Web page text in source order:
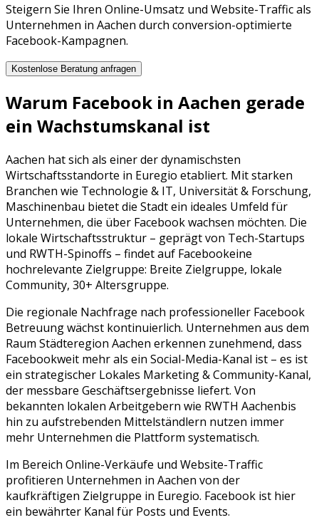
Steigern Sie Ihren Online-Umsatz und Website-Traffic als
Unternehmen in Aachen durch conversion-optimierte
Facebook-Kampagnen.
Kostenlose Beratung anfragen
Warum Facebook in Aachen gerade
ein Wachstumskanal ist
Aachen hat sich als einer der dynamischsten
Wirtschaftsstandorte in Euregio etabliert. Mit starken
Branchen wie Technologie & IT, Universität & Forschung,
Maschinenbau bietet die Stadt ein ideales Umfeld für
Unternehmen, die über Facebookwachsen möchten. Die
lokale Wirtschaftsstruktur – geprägt von Tech-Startups
und RWTH-Spinoffs – findet auf Facebookeine
hochrelevante Zielgruppe: Breite Zielgruppe, lokale
Community, 30+ Altersgruppe.
Die regionale Nachfrage nach professioneller Facebook
Betreuungwächst kontinuierlich. Unternehmen aus dem
Raum Städteregion Aachen erkennen zunehmend, dass
Facebookweit mehr als ein Social-Media-Kanal ist – es ist
ein strategischer Lokales Marketing & Community-Kanal,
der messbare Geschäftsergebnisse liefert. Von
bekannten lokalen Arbeitgebern wie RWTH Aachenbis
hin zu aufstrebenden Mittelständlern nutzen immer
mehr Unternehmen die Plattform systematisch.
Im Bereich Online-Verkäufe und Website-Traffic
profitieren Unternehmen in Aachen von der
kaufkräftigen Zielgruppe in Euregio. Facebook ist hier
ein bewährter Kanal für Posts und Events.